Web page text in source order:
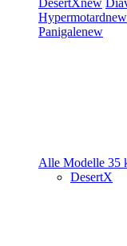
DesertXnew
Hypermotardnew
Panigalenew
Alle Modelle 35
DesertX